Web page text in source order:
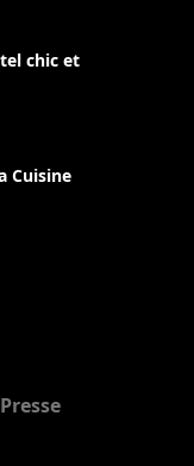
chic et
Cuisine